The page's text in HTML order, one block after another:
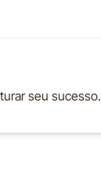
seu sucesso.